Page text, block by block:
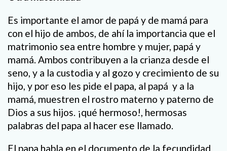
Es importante el amor de papá y de mamá para
con el hijo de ambos, de ahí la importancia que el
matrimonio sea entre hombre y mujer, papá y
mamá. Ambos contribuyen a la crianza desde el
seno, y a la custodia y al gozo y crecimiento de su
hijo, y por eso les pide el papa, al papá y a la
mamá, muestren el rostro materno y paterno de
Dios a sus hijos. ¡qué hermoso!, hermosas
palabras del papa al hacer ese llamado.
El papa habla en el documento de la fecundidad